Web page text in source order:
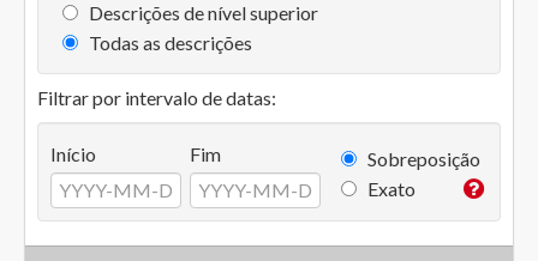
Descrições de nível superior
Todas as descrições
Filtrar por intervalo de datas:
Início Fim
Sobreposição
Exato